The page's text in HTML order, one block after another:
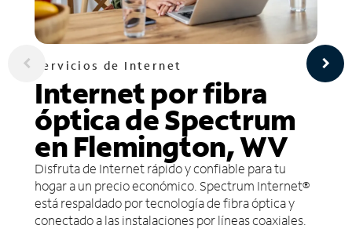
Servicios de Internet
Internet por fibra
óptica de Spectrum
en Flemington, WV
Disfruta de Internet rápido y confiable para tu
hogar a un precio económico. Spectrum Internet®
está respaldado por tecnología de fibra óptica y
conectado a las instalaciones por líneas coaxiales.